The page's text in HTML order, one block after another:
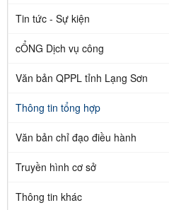
Tin tức - Sự kiện
cỔNG Dịch vụ công
Văn bản QPPL tỉnh Lạng Sơn
Thông tin tổng hợp
Văn bản chỉ đạo điều hành
Truyền hình cơ sở
Thông tin khác